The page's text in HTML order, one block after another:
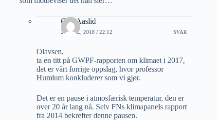
Geir Aaslid
2 APRIL, 2018 / 22:12 SVAR
Olavsen,
ta en titt på GWPF-rapporten om klimaet i 2017,
det er vårt forrige oppslag, hvor professor
Humlum konkluderer som vi gjør.
Det er en pause i atmosfærisk temperatur, den er
over 20 år lang nå. Selv FNs klimapanels rapport
fra 2014 bekrefter denne pausen.